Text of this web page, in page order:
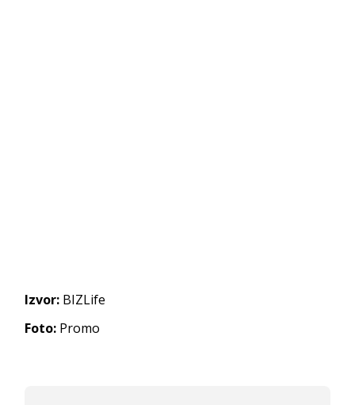
Izvor: BIZLife
Foto: Promo